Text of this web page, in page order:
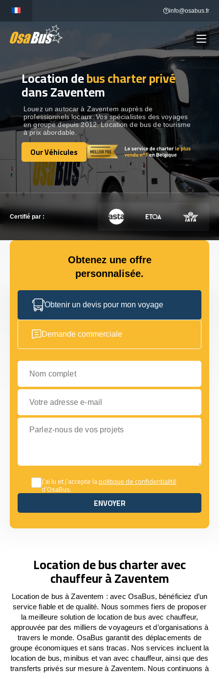
content
info@osabus.fr
LOCATION DE BUS Show dropdown
DESTINATIONS Show dropdown
OUR VÉHICULES
CONTACTEZ-NOUS
CONTACTEZ-NOUS
Location debus charter privé
dans Zaventem
Louez un autocar à Zaventem auprès de
professionnels locaux. Vos spécialistes des voyages
en groupe depuis 2012. Location de bus de tourisme
à prix abordable.
Our Véhicules
Our Véhicules
Certifié par :
Obtenez une offre
personnalisée.
Obtenir un devis pour mon voyage
Demande commerciale
Nom complet
Votre adresse e-mail
Parlez-nous de vos projets
J’ai lu et j’accepte lapolitique de confidentialité
d’OsaBus.
ENVOYER
ENVOYER
Location de bus charter avec
chauffeur à Zaventem
Location de bus à Zaventem : avec OsaBus, bénéficiez d’un
service fiable et de qualité. Nous sommes fiers de proposer
la meilleure solution de location de bus avec chauffeur,
approuvée par des milliers de voyageurs et d’organisations à
travers le monde. OsaBus garantit des déplacements de
groupe économiques et sans tracas. Nos services incluent la
location de bus, minibus et van avec chauffeur, ainsi que des
transferts privés sur mesure à Zaventem. Nous continuons à